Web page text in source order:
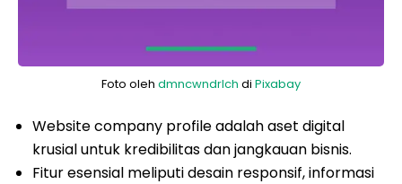
Foto oleh dmncwndrlch di Pixabay
Website company profile adalah aset digital
krusial untuk kredibilitas dan jangkauan bisnis.
Fitur esensial meliputi desain responsif, informasi